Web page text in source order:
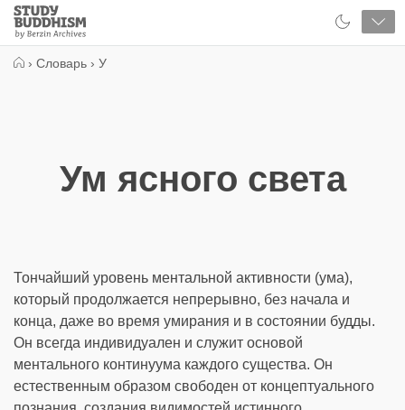
Close
Study
Buddhism
› Словарь › У
Ум ясного света
Тончайший уровень ментальной активности (ума),
который продолжается непрерывно, без начала и
конца, даже во время умирания и в состоянии будды.
Он всегда индивидуален и служит основой
ментального континуума каждого существа. Он
естественным образом свободен от концептуального